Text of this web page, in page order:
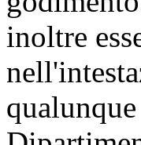
inoltre